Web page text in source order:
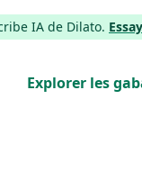
IA de Dilato.
Explorer les